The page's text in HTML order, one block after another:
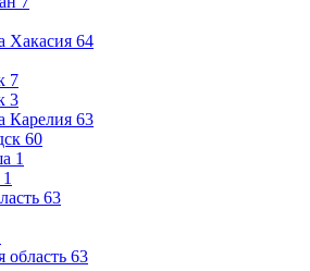
Хакасия 64
7
3
Карелия 63
60
1
1
63
область 63